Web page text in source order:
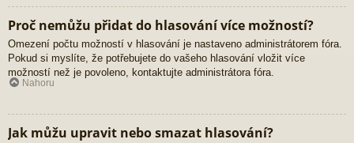
Proč nemůžu přidat do hlasování více možností?
Omezení počtu možností v hlasování je nastaveno administrátorem fóra.
Pokud si myslíte, že potřebujete do vašeho hlasování vložit více
možností než je povoleno, kontaktujte administrátora fóra.
Nahoru
Jak můžu upravit nebo smazat hlasování?